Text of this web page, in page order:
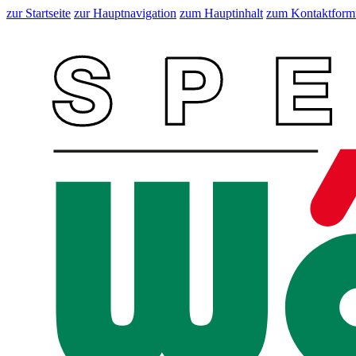
zur Startseite zur Hauptnavigation zum Hauptinhalt zum